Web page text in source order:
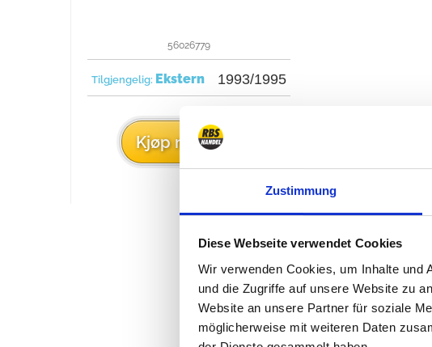
Zustimmung
Diese Webseite verwendet Cookies
Wir verwenden Cookies, um Inhalte und
und die Zugriffe auf unsere Website zu
Website an unsere Partner für soziale
möglicherweise mit weiteren Daten
56026779
Tilgjengelig: Ekstern 1993/1995
Kjøp nå € 31